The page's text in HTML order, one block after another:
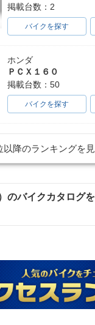
掲載台数：2
バイクを探す
ホンダ
ＰＣＸ１６０
掲載台数：50
バイクを探す
以降のランキングを
のバイクカタログ